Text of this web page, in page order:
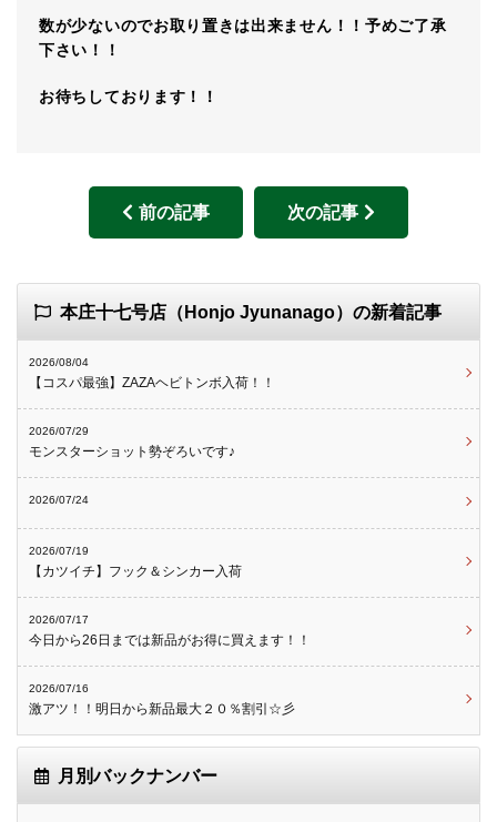
数が少ないのでお取り置きは出来ません！！予めご了承
下さい！！
お待ちしております！！
前の記事 次の記事
本庄十七号店（Honjo Jyunanago）の新着記事
2026/08/04
【コスパ最強】ZAZAヘビトンボ入荷！！
2026/07/29
モンスターショット勢ぞろいです♪
2026/07/24
2026/07/19
【カツイチ】フック＆シンカー入荷
2026/07/17
今日から26日までは新品がお得に買えます！！
2026/07/16
激アツ！！明日から新品最大２０％割引☆彡
月別バックナンバー